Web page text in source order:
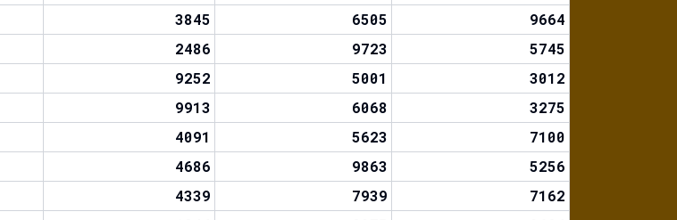
3845 6505
9664
2486 9723
5745
9252 5001
3012
9913 6068
3275
4091 5623
7100
4686 9863
5256
4339 7939
7162